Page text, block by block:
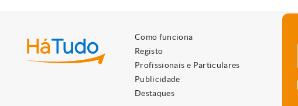
Como funciona
Registo
Profissionais e Particulares
Publicidade
Destaques